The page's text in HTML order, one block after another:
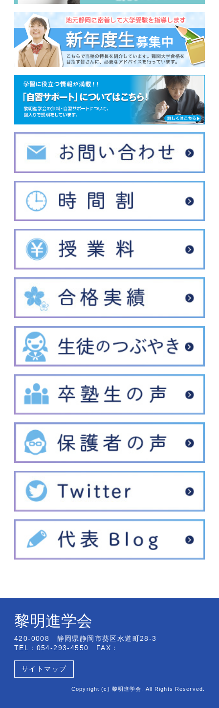
黎明進学会
420-0008 静岡県静岡市葵区水道町28-3
TEL：054-293-4550 FAX：
サイトマップ
Copyright (c) 黎明進学会. All Rights Reserved.